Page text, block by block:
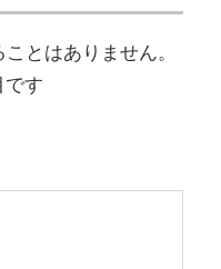
とはありません。
です